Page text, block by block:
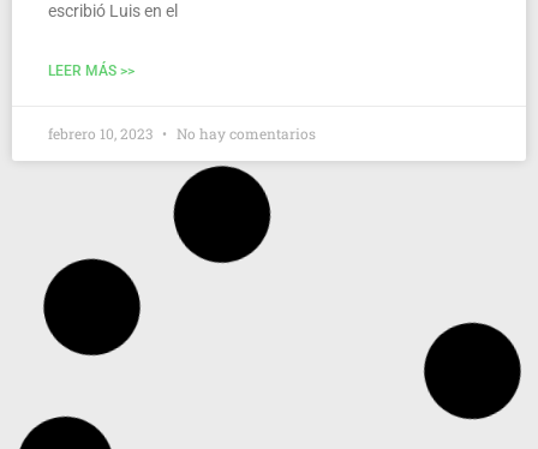
escri­bió Luis en el
LEER MÁS >>
febrero 10, 2023 No hay comentarios